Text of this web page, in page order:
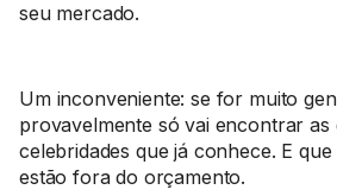
seu mercado.
Um inconveniente: se for muito
provavelmente só vai encontrar as
celebridades que já conhece. E
estão fora do orçamento.